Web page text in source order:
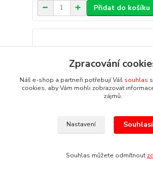
Přidat do košíku
Zpracování
Náš e-shop a partneři potřebují Váš souhlas
cookies, aby Vám mohli zobrazovat
zájmů.
Nastavení
Souhlas můžete odmítnout